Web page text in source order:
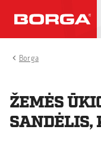
Borga
ŽEMĖS
SANDĖLIS,